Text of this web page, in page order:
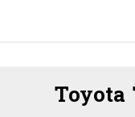
Toyota